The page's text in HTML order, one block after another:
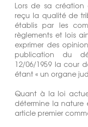
Lors de sa
reçu la qualité de
établis par les
règlements et lois
exprimer des
publication du
12/06/1959 la cour
étant « un organe
Quant à la loi
détermine la nature
article premier